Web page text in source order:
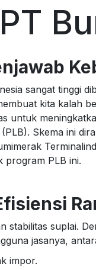
sangat tinggi
kita kalah
untuk
Skema ini
program PLB ini.
stabilitas suplai.
jasanya,
impor.